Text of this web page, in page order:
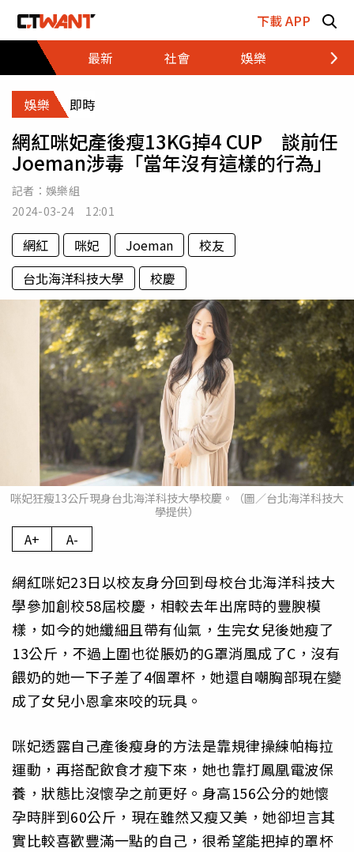
下載 APP
最新
社會 娛樂 財經
娛樂 即時
網紅咪妃產後瘦13KG掉4 CUP 談前任
Joeman涉毒「當年沒有這樣的行為」
記者： 娛樂組
2024-03-24 12:01
網紅 咪妃 Joeman
校友
台北海洋科技大學
校慶
咪妃狂瘦13公斤現身台北海洋科技大學校慶。（圖／台北海洋科技大
學提供）
A+ A-
網紅咪妃23日以校友身分回到母校台北海洋科技大
學參加創校58屆校慶，相較去年出席時的豐腴模
樣，如今的她纖細且帶有仙氣，生完女兒後她瘦了
13公斤，不過上圍也從脹奶的G罩消風成了C，沒有
餵奶的她一下子差了4個罩杯，她還自嘲胸部現在變
成了女兒小恩拿來咬的玩具。
咪妃透露自己產後瘦身的方法是靠規律操練帕梅拉
運動，再搭配飲食才瘦下來，她也靠打鳳凰電波保
養，狀態比沒懷孕之前更好。身高156公分的她懷
孕時胖到60公斤，現在雖然又瘦又美，她卻坦言其
實比較喜歡豐滿一點的自己，很希望能把掉的罩杯